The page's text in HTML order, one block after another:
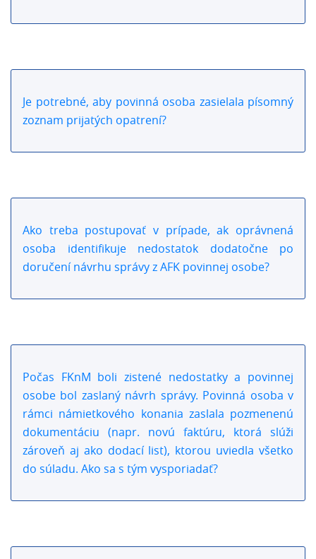
Je potrebné, aby povinná osoba zasielala písomný
zoznam prijatých opatrení?
Ako treba postupovať v prípade, ak oprávnená
osoba identifikuje nedostatok dodatočne po
doručení návrhu správy z AFK povinnej osobe?
Počas FKnM boli zistené nedostatky a povinnej
osobe bol zaslaný návrh správy. Povinná osoba v
rámci námietkového konania zaslala pozmenenú
dokumentáciu (napr. novú faktúru, ktorá slúži
zároveň aj ako dodací list), ktorou uviedla všetko
do súladu. Ako sa s tým vysporiadať?